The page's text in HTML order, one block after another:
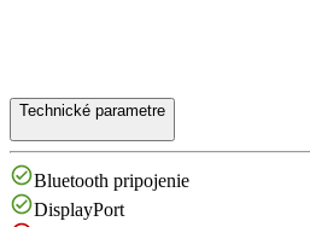
Technické parametre
Bluetooth pripojenie
DisplayPort